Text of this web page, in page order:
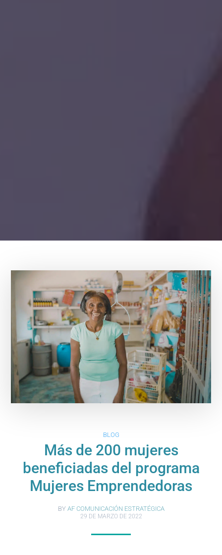
BLOG
Más de 200 mujeres
beneficiadas del programa
Mujeres Emprendedoras
BY AF COMUNICACIÓN ESTRATÉGICA
29 DE MARZO DE 2022